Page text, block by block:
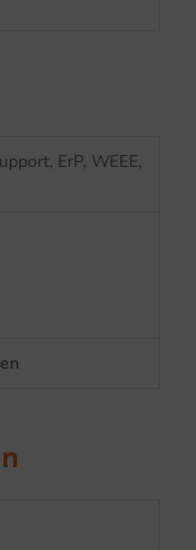
ErP, WEEE,